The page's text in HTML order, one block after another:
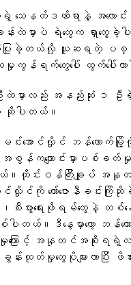
သားရဲ့ သေနတ်ဒဏ်ရာနဲ့ အလော
းထဲမှာပဲ ရဲတွေက ရှာတွေ့ခဲ့
ပြုခဲ့တယ်လို့ ယူဆရတဲ့ ပ
န်ရက်တွေပေါ် ထွက်ပေါ်လ
ာလည်း အနည်းဆုံး ၁ ဦးရဲ့
ပါတယ်။
င် မင်း​အောင်လှိုင် ဘန်​ကောက်မ
န်က​ကျောင်းမှာပစ်ခတ်မှုဖ
ထိုင်းဝန်ကြီးချုပ် အနု
လှိုင်ကို ​ကော်​​​ဇောနီခင်းကြိုဆို
၊စီးပွား​ရေးဖိုရမ်​တွေနဲ့ တ
ပါတယ်။ဒီ​နေ့မှာ​တော့ ​ဘန်​ကေ
မှု​ကြောင့် အနုတင်အစိုးရ
းထုတ်မှု​တွေပိုများလာပြီး ဖိအား